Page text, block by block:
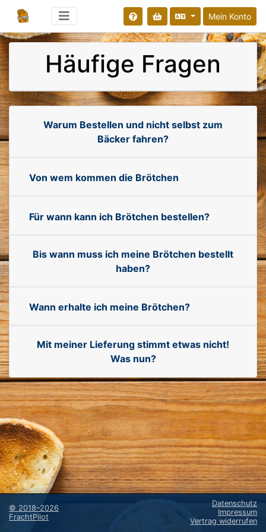
Mein Konto
Häufige Fragen
Warum Bestellen und nicht selbst zum
Bäcker fahren?
Von wem kommen die Brötchen
Für wann kann ich Brötchen bestellen?
Bis wann muss ich meine Brötchen bestellt
haben?
Wann erhalte ich meine Brötchen?
Mit meiner Lieferung stimmt etwas nicht!
Was nun?
© 2018–2026
FrachtPilot
Datenschutz
Impressum
Vertrag widerrufen